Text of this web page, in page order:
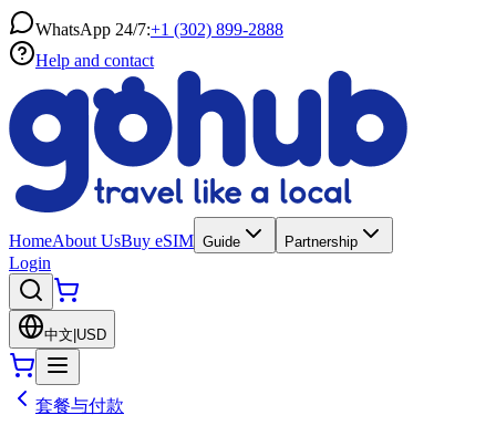
WhatsApp 24/7:+1 (302) 899-2888
Help and contact
HomeAbout UsBuy eSIM Guide Partnership
Login
中文 USD
套餐与付款